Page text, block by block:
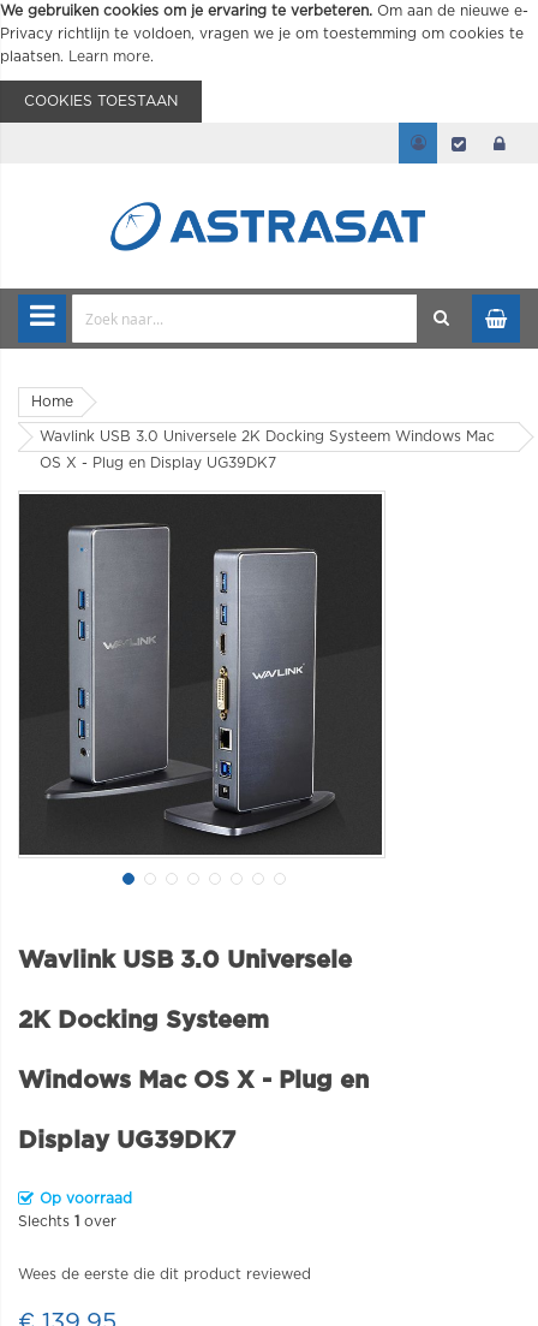
We gebruiken cookies om je ervaring te verbeteren. Om aan de nieuwe e-
Privacy richtlijn te voldoen, vragen we je om toestemming om cookies te
plaatsen.
Learn more.
COOKIES TOESTAAN
Home
Wavlink USB 3.0 Universele 2K Docking Systeem Windows Mac
OS X - Plug en Display UG39DK7
Wavlink USB 3.0 Universele
2K Docking Systeem
Windows Mac OS X - Plug en
Display UG39DK7
Op voorraad
Slechts 1 over
Wees de eerste die dit product reviewed